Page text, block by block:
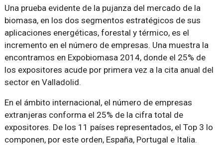
Una prueba evidente de la pujanza del mercado de la
biomasa, en los dos segmentos estratégicos de sus
aplicaciones energéticas, forestal y térmico, es el
incremento en el número de empresas. Una muestra la
encontramos en Expobiomasa 2014, donde el 25% de
los expositores acude por primera vez a la cita anual del
sector en Valladolid.
En el ámbito internacional, el número de empresas
extranjeras conforma el 25% de la cifra total de
expositores. De los 11 países representados, el Top 3 lo
componen, por este orden, España, Portugal e Italia.